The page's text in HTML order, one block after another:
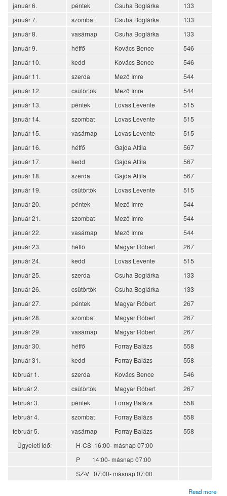
január 6.
péntek Csuha Boglárka
133
január 7.
szombat Csuha Boglárka
133
január 8.
vasárnap Csuha Boglárka
133
január 9.
hétfő Kovács Bence
546
január 10.
kedd Kovács Bence
546
január 11.
szerda Mező Imre
544
január 12.
csütörtök Mező Imre
544
január 13.
péntek Lovas Levente
515
január 14.
szombat Lovas Levente
515
január 15.
vasárnap Lovas Levente
515
január 16.
hétfő Gajda Attila
567
január 17.
kedd Gajda Attila
567
január 18.
szerda Gajda Attila
567
január 19.
csütörtök Lovas Levente
515
január 20.
péntek Mező Imre
544
január 21.
szombat Mező Imre
544
január 22.
vasárnap Mező Imre
544
január 23.
hétfő Magyar Róbert
267
január 24.
kedd Lovas Levente
515
január 25.
szerda Csuha Boglárka
133
január 26.
csütörtök Csuha Boglárka
133
január 27.
péntek Magyar Róbert
267
január 28.
szombat Magyar Róbert
267
január 29.
vasárnap Magyar Róbert
267
január 30.
hétfő Forray Balázs
558
január 31.
kedd Forray Balázs
558
február 1.
szerda Kovács Bence
546
február 2.
csütörtök Magyar Róbert
267
február 3.
péntek Forray Balázs
558
február 4.
szombat Forray Balázs
558
február 5.
vasárnap Forray Balázs
558
Ügyeleti idő:
H-CS 16:00- másnap 07:00
P 14:00- másnap 07:00
SZ-V 07:00- másnap 07:00
Read more